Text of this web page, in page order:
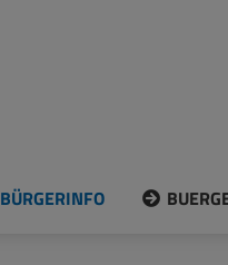
BÜRGERINFO